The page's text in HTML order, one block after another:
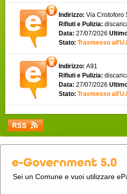
Indirizzo: Via Cristoforo
Rifiuti e Pulizia:
Data: 27/07/2026
Stato: Trasmesso
Indirizzo: A91
Rifiuti e Pulizia:
Data: 27/07/2026
Stato: Trasmesso
Sei un Comune e vuoi utilizzare